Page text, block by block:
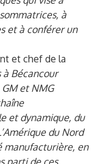
à
et à conférer un
et chef de la
à Bécancour
et NMG
et dynamique, du
du Nord
manufacturière, en
parti de ces